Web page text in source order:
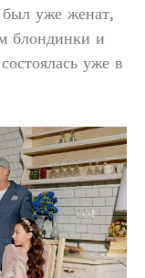
был уже женат,
блондинки и
уже в